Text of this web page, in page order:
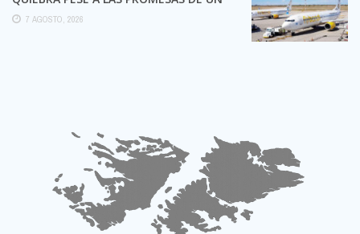
ALIADO DE ...
7 AGOSTO, 2026